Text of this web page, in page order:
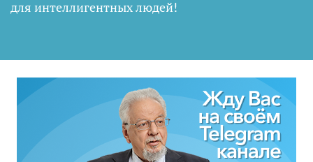
для интеллигентных людей!